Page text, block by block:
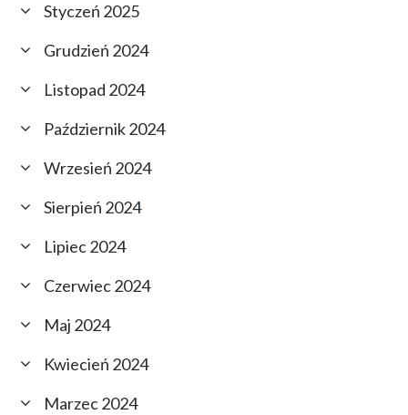
Styczeń 2025
Grudzień 2024
Listopad 2024
Październik 2024
Wrzesień 2024
Sierpień 2024
Lipiec 2024
Czerwiec 2024
Maj 2024
Kwiecień 2024
Marzec 2024